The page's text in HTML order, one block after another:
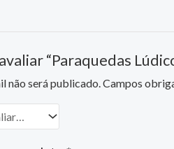
“Paraquedas
não será publicado.Campos